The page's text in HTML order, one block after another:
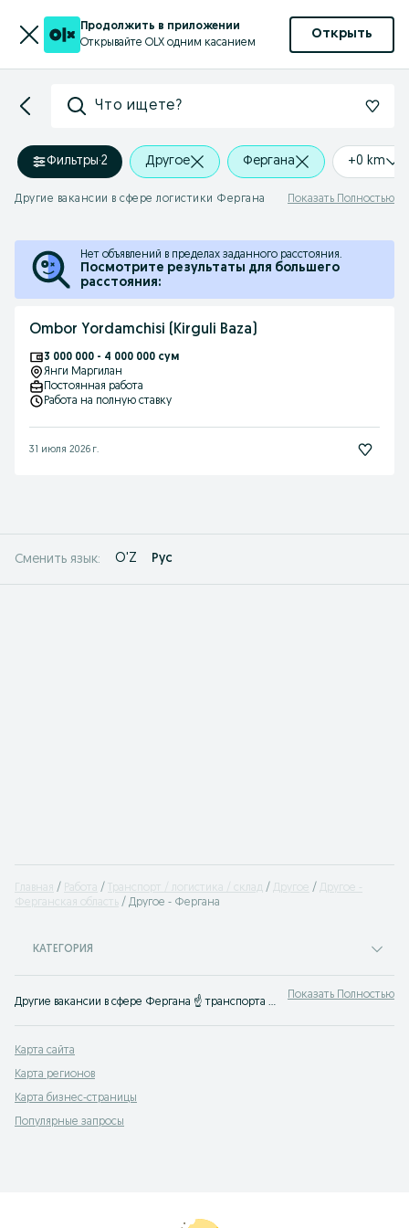
Продолжить в приложении
Открывайте OLX одним касанием
Открыть
Что ищете?
Фильтры·2 Другое Фергана +0 km
Другие вакансии в сфере логистики Фергана Показать Полностью
Нет объявлений в пределах заданного расстояния.
Посмотрите результаты для большего
расстояния:
Ombor Yordamchisi (Kirguli Baza)
3 000 000 - 4 000 000 сум
Янги Маргилан
Постоянная работа
Работа на полную ставку
31 июля 2026 г.
Сменить язык: O'Z Рус
Главная Работа Транспорт / логистика / склад Другое
Другое -
Ферганская область
Другое - Фергана
КАТЕГОРИЯ
Другие вакансии в сфере Фергана ☝ транспорта ✔️ логистики ⛺ склад ⭐ Быстро найти работу ⮞⮞ OLX.uz Фергана
Показать Полностью
Карта сайта
Карта регионов
Карта бизнес-страницы
Популярные запросы